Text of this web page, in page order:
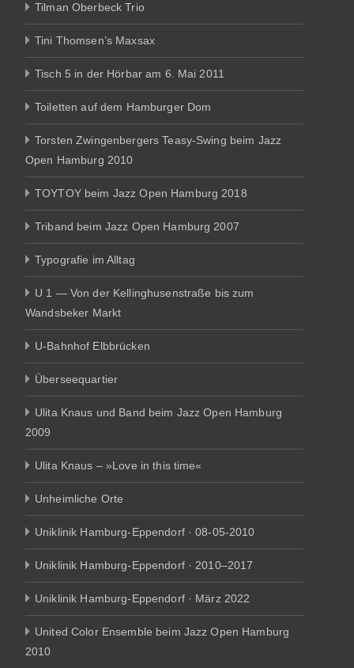
Tilman Oberbeck Trio
Tini Thomsen’s Maxsax
Tisch 5 in der Hörbar am 6. Mai 2011
Toiletten auf dem Hamburger Dom
Torsten Zwingenbergers Teasy-Swing beim Jazz
Open Hamburg 2010
TOYTOY beim Jazz Open Hamburg 2018
Triband beim Jazz Open Hamburg 2007
Typografie im Alltag
U 1 — Von der Kellinghusenstraße bis zum
Wandsbeker Markt
U-Bahnhof Elbbrücken
Überseequartier
Ulita Knaus und Band beim Jazz Open Hamburg
2009
Ulita Knaus – »Love in this time«
Unheimliche Orte
Uniklinik Hamburg-Eppendorf · 08-05-2010
Uniklinik Hamburg-Eppendorf · 2010–2017
Uniklinik Hamburg-Eppendorf · März 2022
United Color Ensemble beim Jazz Open Hamburg
2010